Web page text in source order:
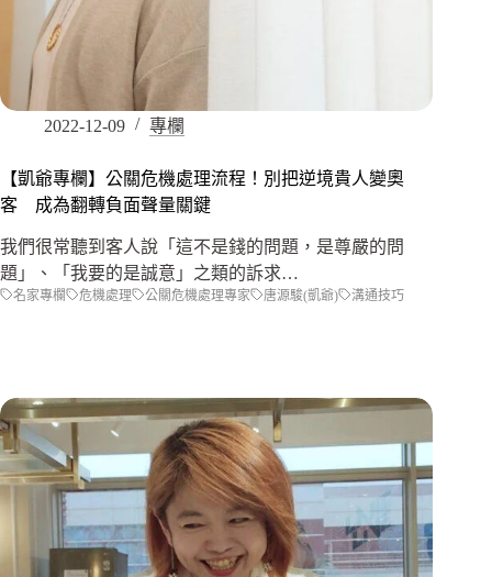
2022-12-09 專欄
【凱爺專欄】公關危機處理流程！別把逆境貴人變奧
客 成為翻轉負面聲量關鍵
我們很常聽到客人說「這不是錢的問題，是尊嚴的問
題」、「我要的是誠意」之類的訴求…
名家專欄 危機處理 公關危機處理專家 唐源駿(凱爺) 溝通技巧